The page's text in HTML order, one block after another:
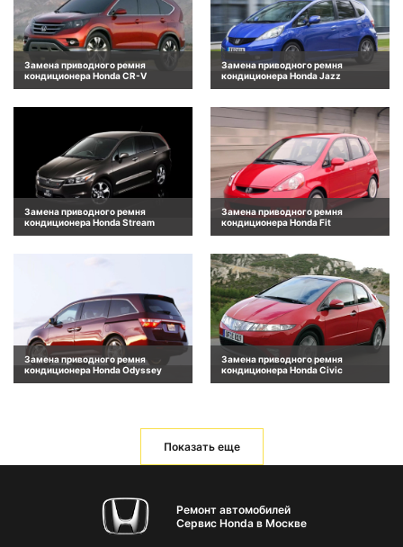
Замена приводного ремня
кондиционера Honda CR-V
Замена приводного ремня
кондиционера Honda Jazz
Замена приводного ремня
кондиционера Honda Stream
Замена приводного ремня
кондиционера Honda Fit
Замена приводного ремня
кондиционера Honda Odyssey
Замена приводного ремня
кондиционера Honda Civic
Показать еще
Ремонт автомобилей
Сервис Honda в Москве